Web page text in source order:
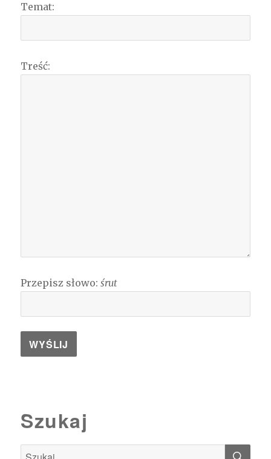
Temat:
Treść:
Przepisz słowo:śrut
Szukaj
Szukaj: